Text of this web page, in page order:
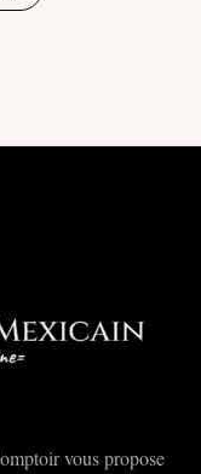
vous propose